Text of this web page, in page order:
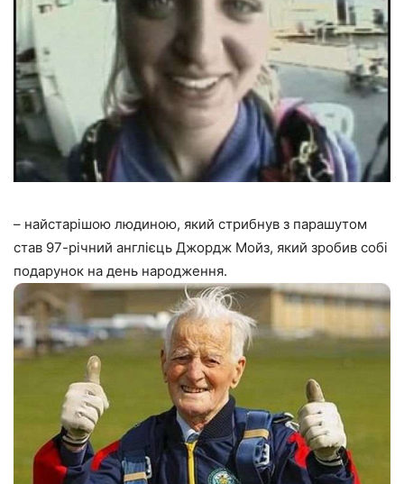
– найстарішою людиною, який стрибнув з парашутом
став 97-річний англієць Джордж Мойз, який зробив собі
подарунок на день народження.